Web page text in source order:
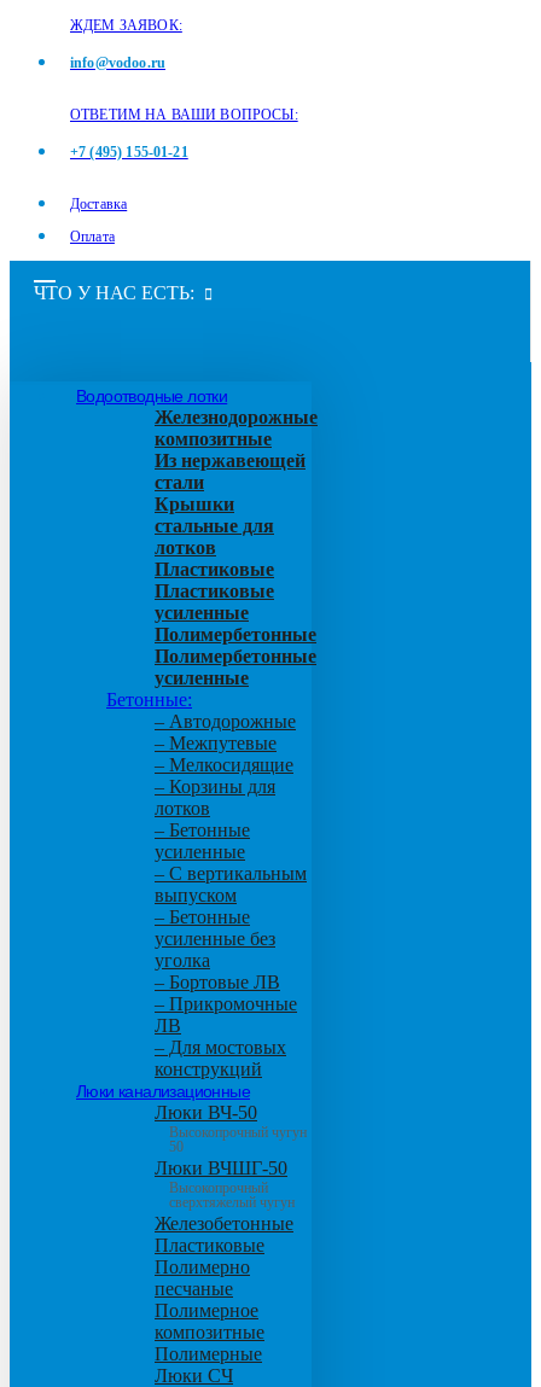
ЖДЕМ ЗАЯВОК:
info@vodoo.ru
ОТВЕТИМ НА ВАШИ ВОПРОСЫ:
+7 (495) 155-01-21
Доставка
Оплата
ЧТО У НАС ЕСТЬ:
Водоотводные лотки
Железнодорожные
композитные
Из нержавеющей
стали
Крышки
стальные для
лотков
Пластиковые
Пластиковые
усиленные
Полимербетонные
Полимербетонные
усиленные
Бетонные:
– Автодорожные
– Межпутевые
– Мелкосидящие
– Корзины для
лотков
– Бетонные
усиленные
– С вертикальным
выпуском
– Бетонные
усиленные без
уголка
– Бортовые ЛВ
– Прикромочные
ЛВ
– Для мостовых
конструкций
Люки канализационные
Люки ВЧ-50
Высокопрочный чугун
50
Люки ВЧШГ-50
Высокопрочный
сверхтяжелый чугун
Железобетонные
Пластиковые
Полимерно
песчаные
Полимерное
композитные
Полимерные
Люки СЧ